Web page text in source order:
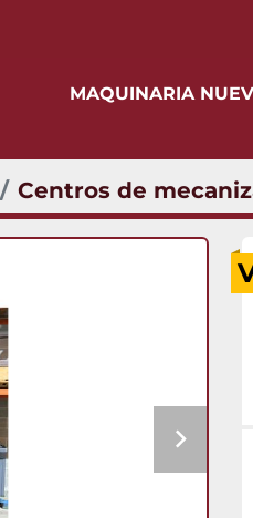
MAQUINARIA
Centros de